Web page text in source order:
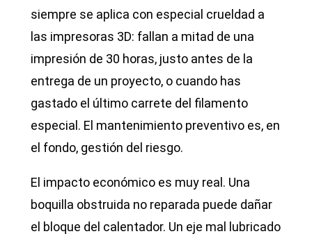
siempre se aplica con especial crueldad a
las impresoras 3D: fallan a mitad de una
impresión de 30 horas, justo antes de la
entrega de un proyecto, o cuando has
gastado el último carrete del filamento
especial. El mantenimiento preventivo es, en
el fondo, gestión del riesgo.
El impacto económico es muy real. Una
boquilla obstruida no reparada puede dañar
el bloque del calentador. Un eje mal lubricado